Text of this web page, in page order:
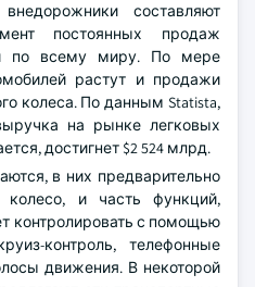
составляют
постоянных продаж
по всему миру. По мере
растут и продажи
колеса. По данным Statista,
на рынке легковых
достигнет $2 524 млрд.
в них предварительно
колесо, и часть функций,
контролировать с помощью
контроль, телефонные
движения. В некоторой